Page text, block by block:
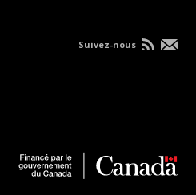
Suivez-nous